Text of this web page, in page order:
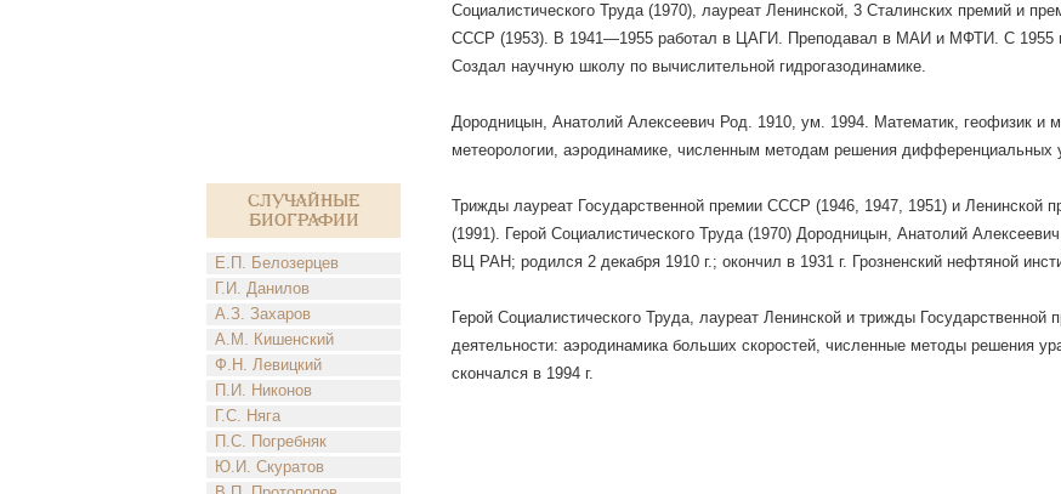
Случайные
биографии
Е.П. Белозерцев
Г.И. Данилов
А.З. Захаров
А.М. Кишенский
Ф.Н. Левицкий
П.И. Никонов
Г.С. Няга
П.С. Погребняк
Ю.И. Скуратов
Социалистического Труда (1970), лауреат Ленинской, 3 Сталинских премий и
СССР (1953). В 1941—1955 работал в ЦАГИ. Преподавал в МАИ и МФТИ. С 1955
Создал научную школу по вычислительной гидрогазодинамике.
Дородницын, Анатолий Алексеевич Род. 1910, ум. 1994. Математик, геофизик и
метеорологии, аэродинамике, численным методам решения дифференциальных
Трижды лауреат Государственной премии СССР (1946, 1947, 1951) и
(1991). Герой Социалистического Труда (1970) Дородницын, Анатолий
ВЦ РАН; родился 2 декабря 1910 г.; окончил в 1931 г. Грозненский нефтяной
Герой Социалистического Труда, лауреат Ленинской и трижды Государственной
деятельности: аэродинамика больших скоростей, численные методы решения
скончался в 1994 г.